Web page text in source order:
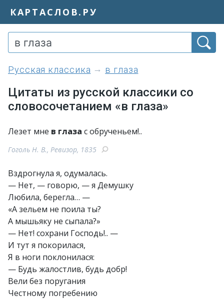
КАРТАСЛОВ.РУ
Русская классика в глаза
Цитаты из русской классики со
словосочетанием «в глаза»
Лезет мне в глаза с обрученьем!..
Гоголь Н. В., Ревизор, 1835
Вздрогнула я, одумалась.
— Нет, — говорю, — я Демушку
Любила, берегла… —
«А зельем не поила ты?
А мышьяку не сыпала?»
— Нет! сохрани Господь!.. —
И тут я покорилася,
Я в ноги поклонилася:
— Будь жалостлив, будь добр!
Вели без поругания
Честному погребению